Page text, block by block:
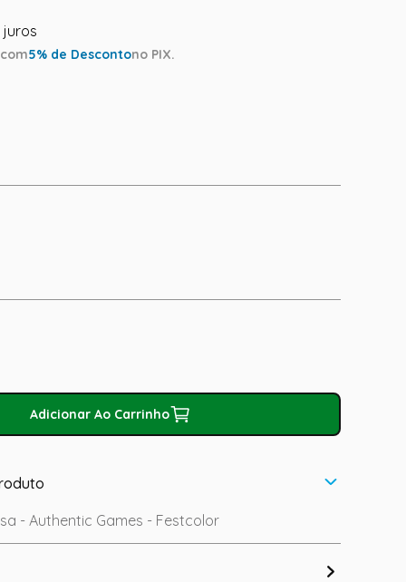
com5% de Descontono PIX.
Adicionar Ao Carrinho
- Authentic Games - Festcolor